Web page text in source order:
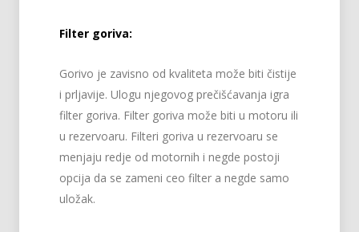
Filter goriva:
Gorivo je zavisno od kvaliteta može biti čistije
i prljavije. Ulogu njegovog prečišćavanja igra
filter goriva. Filter goriva može biti u motoru ili
u rezervoaru. Filteri goriva u rezervoaru se
menjaju redje od motornih i negde postoji
opcija da se zameni ceo filter a negde samo
uložak.